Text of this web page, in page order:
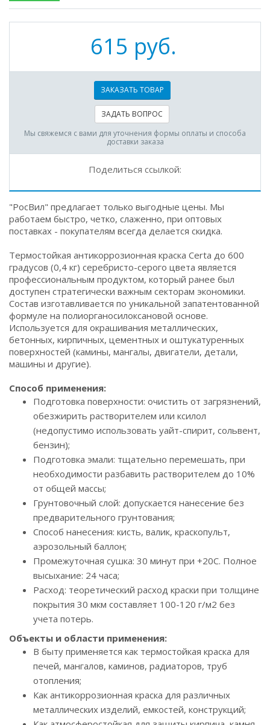
615 руб.
ЗАКАЗАТЬ ТОВАР
ЗАДАТЬ ВОПРОС
Мы свяжемся с вами для уточнения формы оплаты и способа
доставки заказа
Поделиться ссылкой:
"РосВил" предлагает только выгодные цены. Мы
работаем быстро, четко, слаженно, при оптовых
поставках - покупателям всегда делается скидка.
Термостойкая антикоррозионная краска Certa до 600
градусов (0,4 кг) серебристо-серого цвета является
профессиональным продуктом, который ранее был
доступен стратегически важным секторам экономики.
Состав изготавливается по уникальной запатентованной
формуле на полиорганосилоксановой основе.
Используется для окрашивания металлических,
бетонных, кирпичных, цементных и оштукатуренных
поверхностей (камины, мангалы, двигатели, детали,
машины и другие).
Способ применения:
Подготовка поверхности: очистить от загрязнений,
обезжирить растворителем или ксилол
(недопустимо использовать уайт-спирит, сольвент,
бензин);
Подготовка эмали: тщательно перемешать, при
необходимости разбавить растворителем до 10%
от общей массы;
Грунтовочный слой: допускается нанесение без
предварительного грунтования;
Способ нанесения: кисть, валик, краскопульт,
аэрозольный баллон;
Промежуточная сушка: 30 минут при +20С. Полное
высыхание: 24 часа;
Расход: теоретический расход краски при толщине
покрытия 30 мкм составляет 100-120 г/м2 без
учета потерь.
Объекты и области применения:
В быту применяется как термостойкая краска для
печей, мангалов, каминов, радиаторов, труб
отопления;
Как антикоррозионная краска для различных
металлических изделий, емкостей, конструкций;